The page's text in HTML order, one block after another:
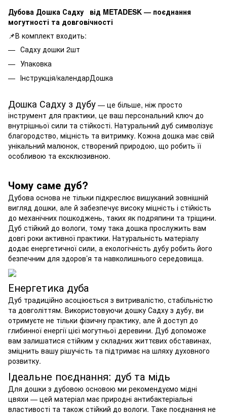
Дубова Дошка Садху від METADESK — поєднання
могутності та довговічності
📌В комплект входить:
Садху дошки 2шт
Упаковка
Інструкція/календарДошка
Дошка Садху з дубу — це більше, ніж просто
інструмент для практики, це ваш персональний ключ до
внутрішньої сили та стійкості. Натуральний дуб символізує
благородство, міцність та витримку. Кожна дошка має свій
унікальний малюнок, створений природою, що робить її
особливою та ексклюзивною.
Чому саме дуб?
Дубова основа не тільки підкреслює вишуканий зовнішній
вигляд дошки, але й забезпечує високу міцність і стійкість
до механічних пошкоджень, таких як подряпини та тріщини.
Дуб стійкий до вологи, тому така дошка прослужить вам
довгі роки активної практики. Натуральність матеріалу
додає енергетичної сили, а екологічність дубу робить його
безпечним для здоров’я та навколишнього середовища.
Енергетика дуба
Дуб традиційно асоціюється з витривалістю, стабільністю
та довголіттям. Використовуючи дошку Садху з дубу, ви
отримуєте не тільки фізичну практику, але й доступ до
глибинної енергії цієї могутньої деревини. Дуб допоможе
вам залишатися стійким у складних життєвих обставинах,
зміцнить вашу рішучість та підтримає на шляху духовного
розвитку.
Ідеальне поєднання: дуб та мідь
Для дошки з дубовою основою ми рекомендуємо мідні
цвяхи — цей матеріал має природні антибактеріальні
властивості та також стійкий до вологи. Таке поєднання не